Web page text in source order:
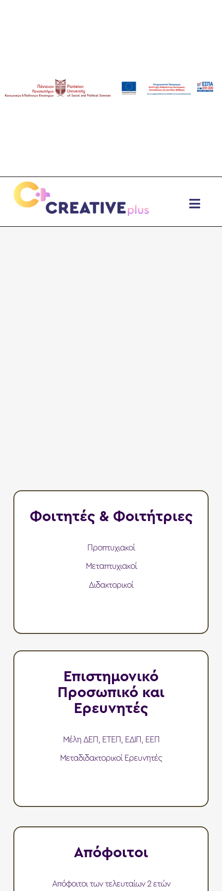
Φοιτητές & Φοιτήτριες
Προπτυχιακοί
Μεταπτυχιακοί
Διδακτορικοί
Επιστημονικό
Προσωπικό και
Ερευνητές
Μέλη ΔΕΠ, ΕΤΕΠ, ΕΔΙΠ, ΕΕΠ
Μεταδιδακτορικοί Ερευνητές
Απόφοιτοι
Απόφοιτοι των τελευταίων 2 ετών